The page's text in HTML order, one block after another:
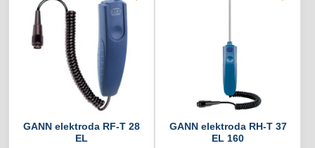
GANN elektroda RF-T 28
EL
GANN elektroda RH-T 37
EL 160